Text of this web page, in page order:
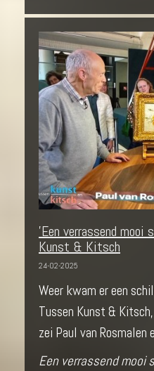
'Een verrassend
Kunst & Kitsch
24-02-2025
Weer kwam er een
Tussen Kunst &
zei Paul van Rosmalen
Een verrassend